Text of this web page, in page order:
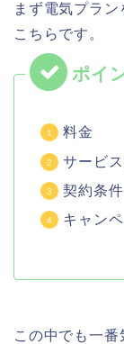
まず電気プラ
こちらです。
料金
サービ
契約条件
キャン
この中でも一